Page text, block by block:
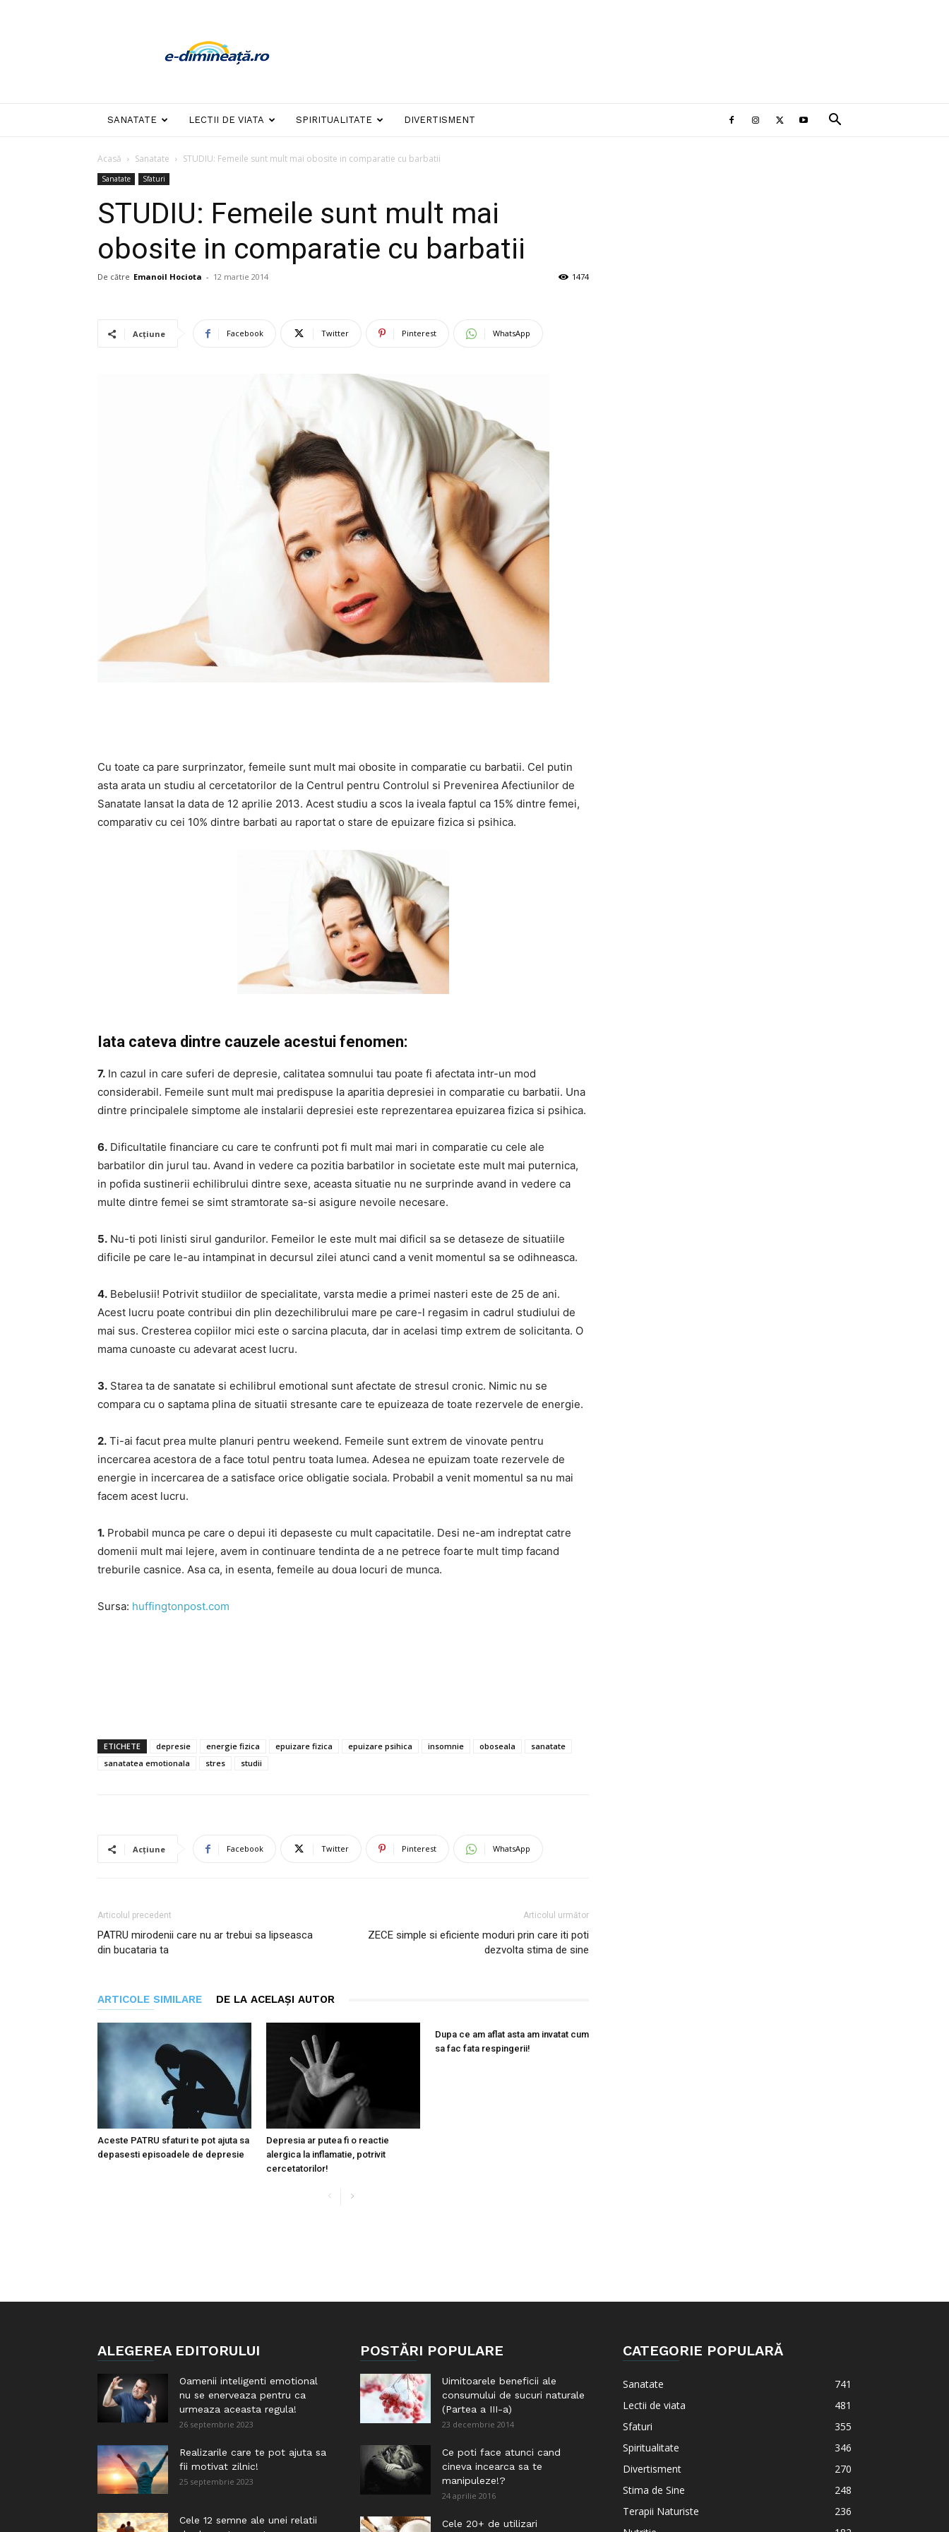
dimineata
SANATATE LECTII DE VIATA SPIRITUALITATE DIVERTISMENT
Acasă Sanatate STUDIU: Femeile sunt mult mai obosite in comparatie cu barbatii
Sanatate Sfaturi
STUDIU: Femeile sunt mult mai
obosite in comparatie cu barbatii
De către Emanoil Hociota - 12 martie 2014 1474
Acțiune Facebook Twitter Pinterest WhatsApp
Cu toate ca pare surprinzator, femeile sunt mult mai obosite in comparatie cu barbatii. Cel putin
asta arata un studiu al cercetatorilor de la Centrul pentru Controlul si Prevenirea Afectiunilor de
Sanatate lansat la data de 12 aprilie 2013. Acest studiu a scos la iveala faptul ca 15% dintre femei,
comparativ cu cei 10% dintre barbati au raportat o stare de epuizare fizica si psihica.
Iata cateva dintre cauzele acestui fenomen:
7. In cazul in care suferi de depresie, calitatea somnului tau poate fi afectata intr-un mod
considerabil. Femeile sunt mult mai predispuse la aparitia depresiei in comparatie cu barbatii. Una
dintre principalele simptome ale instalarii depresiei este reprezentarea epuizarea fizica si psihica.
6. Dificultatile financiare cu care te confrunti pot fi mult mai mari in comparatie cu cele ale
barbatilor din jurul tau. Avand in vedere ca pozitia barbatilor in societate este mult mai puternica,
in pofida sustinerii echilibrului dintre sexe, aceasta situatie nu ne surprinde avand in vedere ca
multe dintre femei se simt stramtorate sa-si asigure nevoile necesare.
5. Nu-ti poti linisti sirul gandurilor. Femeilor le este mult mai dificil sa se detaseze de situatiile
dificile pe care le-au intampinat in decursul zilei atunci cand a venit momentul sa se odihneasca.
4. Bebelusii! Potrivit studiilor de specialitate, varsta medie a primei nasteri este de 25 de ani.
Acest lucru poate contribui din plin dezechilibrului mare pe care-l regasim in cadrul studiului de
mai sus. Cresterea copiilor mici este o sarcina placuta, dar in acelasi timp extrem de solicitanta. O
mama cunoaste cu adevarat acest lucru.
3. Starea ta de sanatate si echilibrul emotional sunt afectate de stresul cronic. Nimic nu se
compara cu o saptama plina de situatii stresante care te epuizeaza de toate rezervele de energie.
2. Ti-ai facut prea multe planuri pentru weekend. Femeile sunt extrem de vinovate pentru
incercarea acestora de a face totul pentru toata lumea. Adesea ne epuizam toate rezervele de
energie in incercarea de a satisface orice obligatie sociala. Probabil a venit momentul sa nu mai
facem acest lucru.
1. Probabil munca pe care o depui iti depaseste cu mult capacitatile. Desi ne-am indreptat catre
domenii mult mai lejere, avem in continuare tendinta de a ne petrece foarte mult timp facand
treburile casnice. Asa ca, in esenta, femeile au doua locuri de munca.
Sursa: huffingtonpost.com
ETICHETE depresie energie fizica epuizare fizica epuizare psihica insomnie oboseala
sanatate
sanatatea emotionala
stres studii
Acțiune Facebook Twitter Pinterest WhatsApp
Articolul precedent
PATRU mirodenii care nu ar trebui sa lipseasca
din bucataria ta
Articolul următor
ZECE simple si eficiente moduri prin care iti poti
dezvolta stima de sine
ARTICOLE SIMILARE DE LA ACELAȘI AUTOR
Aceste PATRU sfaturi te pot ajuta sa
depasesti episoadele de depresie
Depresia ar putea fi o reactie
alergica la inflamatie, potrivit
cercetatorilor!
Dupa ce am aflat asta am invatat cum
sa fac fata respingerii!
ALEGEREA EDITORULUI
Oamenii inteligenti emotional
nu se enerveaza pentru ca
urmeaza aceasta regula!
26 septembrie 2023
Realizarile care te pot ajuta sa
fii motivat zilnic!
25 septembrie 2023
Cele 12 semne ale unei relatii
POSTĂRI POPULARE
Uimitoarele beneficii ale
consumului de sucuri naturale
(Partea a III-a)
23 decembrie 2014
Ce poti face atunci cand
cineva incearca sa te
manipuleze!?
24 aprilie 2016
Cele 20+ de utilizari
CATEGORIE POPULARĂ
Sanatate
741
Lectii de viata
481
Sfaturi
355
Spiritualitate
346
Divertisment
270
Stima de Sine
248
Terapii Naturiste
236